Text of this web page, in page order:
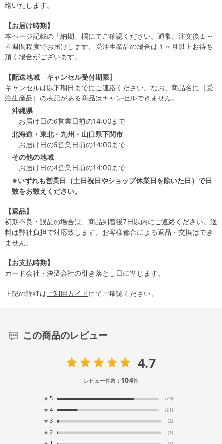
絡いたします。
【お届け時期】
本ページ記載の「納期」欄にてご確認ください。通常、注文後１～
４週間程度でお届けします。受注生産品の場合は１ヶ月以上お待ち
頂く場合がございます。
【配送地域 キャンセル受付期限】
キャンセルは以下期日までにご連絡ください。なお、商品名に［受
注生産品］の表記がある商品はキャンセルできません。
沖縄県
お届け日の6営業日前の14:00まで
北海道・東北・九州・山口県下関市
お届け日の5営業日前の14:00まで
その他の地域
お届け日の4営業日前の14:00まで
※いずれも営業日（土日祝日やショップ休業日を除いた日）で日
数をお数えください。
【返品】
初期不良・誤品の場合は、商品到着後7日以内にご連絡ください。送
料は弊社負担で対応致します。お客様都合による返品・交換はでき
ません。
【お支払時期】
カード会社・決済会社の引き落とし日に準じます。
上記の詳細はご利用ガイドにてご確認ください。
この商品のレビュー
4.7
レビュー件数： 104件
★ 5 (79)
★ 4 (21)
★ 3 (2)
★ 2 (1)